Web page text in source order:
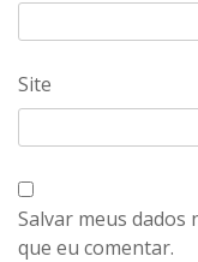
Site
Salvar meus dados
que eu comentar.